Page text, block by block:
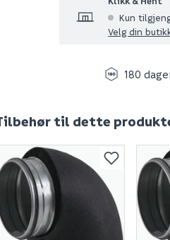
Kun
Velg din
180
til dette